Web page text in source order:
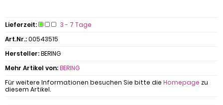
Lieferzeit:
3 - 7 Tage
Art.Nr.:00543515
Hersteller:BERING
Mehr Artikel von:BERING
Für weitere Informationen besuchen Sie bitte die Homepage zu
diesem Artikel.